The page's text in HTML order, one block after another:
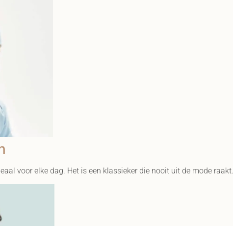
voor elke dag. Het is een klassieker die nooit uit de mode raakt.